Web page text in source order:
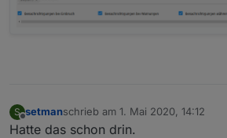
S
Offline
setmanschrieb am 1. Mai 2020, 14:12
zuletzt editiert von
Hatte das schon drin.